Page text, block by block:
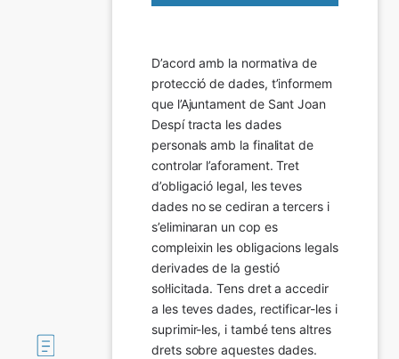
Imatge
D’acord amb la normativa de
protecció de dades, t’informem
que l’Ajuntament de Sant Joan
Despí tracta les dades
personals amb la finalitat de
controlar l’aforament. Tret
d’obligació legal, les teves
dades no se cediran a tercers i
s’eliminaran un cop es
compleixin les obligacions legals
derivades de la gestió
sol·licitada. Tens dret a accedir
a les teves dades, rectificar-les i
suprimir-les, i també tens altres
drets sobre aquestes dades.